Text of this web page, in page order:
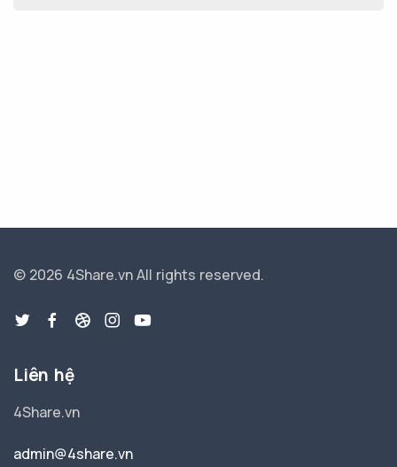
© 2026 4Share.vnAll rights reserved.
Liên hệ
4Share.vn
admin@4share.vn